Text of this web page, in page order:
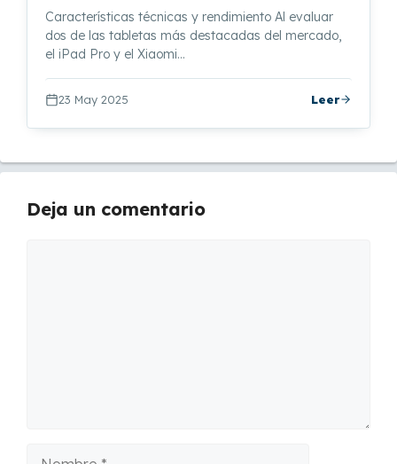
Características técnicas y rendimiento Al evaluar
dos de las tabletas más destacadas del mercado,
el iPad Pro y el Xiaomi…
23 May 2025 Leer
Deja un comentario